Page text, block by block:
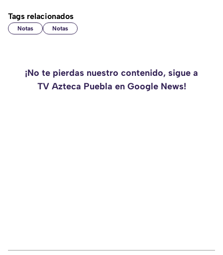
Tags relacionados
Notas Notas
¡No te pierdas nuestro contenido, sigue a
TV Azteca Puebla en Google News!